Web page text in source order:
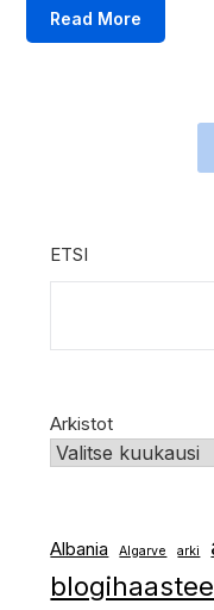
Read More
ETSI
Arkistot
Albania Algarve arki